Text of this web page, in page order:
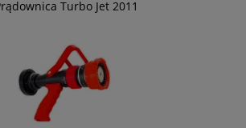
Turbo Jet 2011